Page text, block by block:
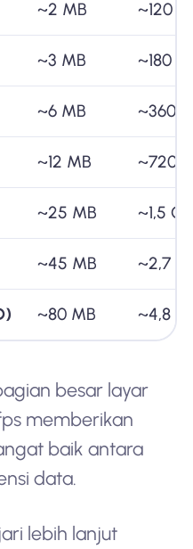
~2 MB ~120
~3 MB ~180
~6 MB ~360
~12 MB ~720
~25 MB ~1,5
~45 MB ~2,7
~80 MB ~4,8
besar layar
memberikan
baik antara
data.
lebih lanjut